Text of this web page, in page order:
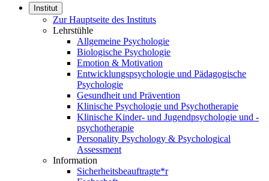
Institut
Zur Hauptseite des Instituts
Lehrstühle
Allgemeine Psychologie
Biologische Psychologie
Emotion & Motivation
Entwicklungspsychologie und Pädagogische
Psychologie
Gesundheit und Prävention
Klinische Psychologie und Psychotherapie
Klinische Kinder- und Jugendpsychologie und -
psychotherapie
Personality Psychology & Psychological
Assessment
Information
Sicherheitsbeauftragte*r